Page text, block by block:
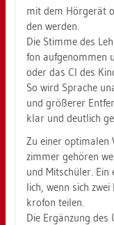
mit dem Hör­ge­rät
den wer­den.
Die Stim­me des
fon auf­ge­nom­men
oder das CI des
So wird Spra­che
und grö­ße­rer
klar und deut­lich
Zu einer
zim­mer ge­hö­ren
und Mit­schü­ler.
lich, wenn sich
kro­fon tei­len.
Die Er­gän­zung